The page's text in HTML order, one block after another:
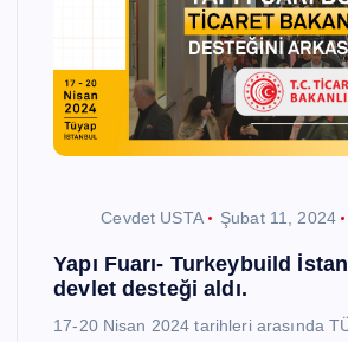
Cevdet USTA Şubat 11, 2024
Yapı Fuarı- Turkeybuild
devlet desteği aldı.
17-20 Nisan 2024 tarihleri arasında